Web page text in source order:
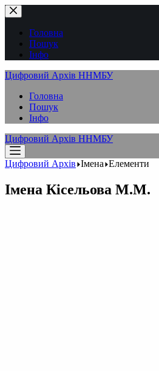
Перейти
до
вмістуГоловна
Пошук
Інфо
Цифровий Архів ННМБУ
Головна
Пошук
Інфо
Цифровий Архів ННМБУ
Цифровий Архів Імена Елементи
Імена Кісельова М.М.